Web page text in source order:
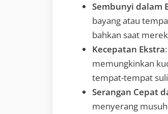
Sembunyi dalam
bayang atau
bahkan saat
Kecepatan Ekstra
memungkinkan
tempat-tempat
Serangan Cepat
menyerang